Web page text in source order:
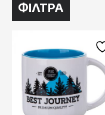
ΦΙΛΤΡΑ